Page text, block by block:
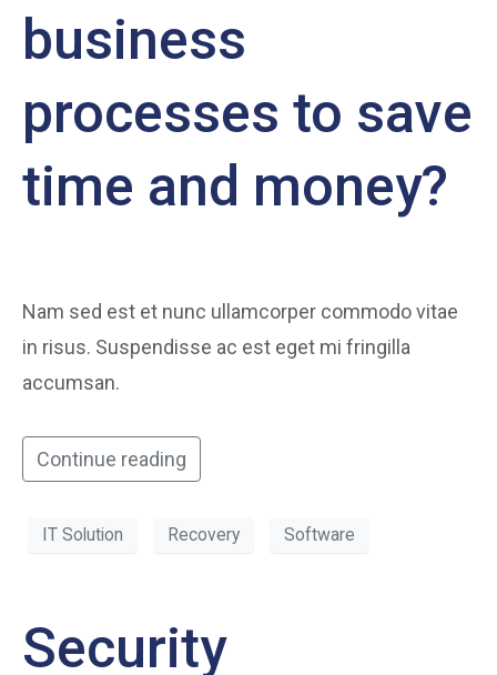
business
processes to save
time and money?
Nam sed est et nunc ullamcorper commodo vitae
in risus. Suspendisse ac est eget mi fringilla
accumsan.
Continue reading
IT Solution Recovery Software
Security